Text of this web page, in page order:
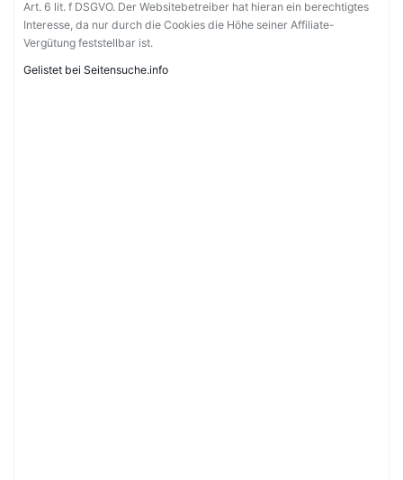
Art. 6 lit. f DSGVO. Der Websitebetreiber hat hieran ein berechtigtes
Interesse, da nur durch die Cookies die Höhe seiner Affiliate-
Vergütung feststellbar ist.
Gelistet bei Seitensuche.info